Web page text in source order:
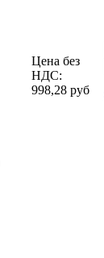
Цена без
НДС:
998,28 руб